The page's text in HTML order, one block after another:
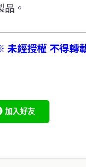
品。
經授權 不得
濟、華人社群與社會時事，